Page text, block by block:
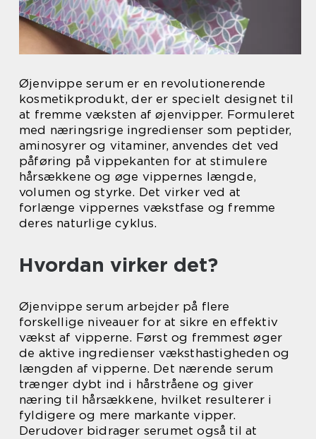
Øjenvippe serum er en revolutionerende
kosmetikprodukt, der er specielt designet til
at fremme væksten af øjenvipper. Formuleret
med næringsrige ingredienser som peptider,
aminosyrer og vitaminer, anvendes det ved
påføring på vippekanten for at stimulere
hårsækkene og øge vippernes længde,
volumen og styrke. Det virker ved at
forlænge vippernes vækstfase og fremme
deres naturlige cyklus.
Hvordan virker det?
Øjenvippe serum arbejder på flere
forskellige niveauer for at sikre en effektiv
vækst af vipperne. Først og fremmest øger
de aktive ingredienser væksthastigheden og
længden af vipperne. Det nærende serum
trænger dybt ind i hårstråene og giver
næring til hårsækkene, hvilket resulterer i
fyldigere og mere markante vipper.
Derudover bidrager serumet også til at